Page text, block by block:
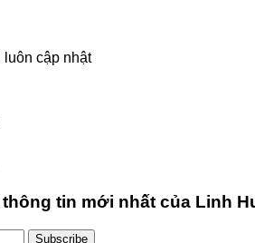
luôn cập nhật
tin mới nhất của Linh